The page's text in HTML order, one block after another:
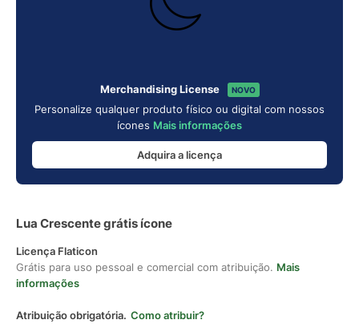
Merchandising License NOVO
Personalize qualquer produto físico ou digital com nossos
ícones Mais informações
Adquira a licença
Lua Crescente grátis ícone
Licença Flaticon
Grátis para uso pessoal e comercial com atribuição. Mais
informações
Atribuição obrigatória. Como atribuir?